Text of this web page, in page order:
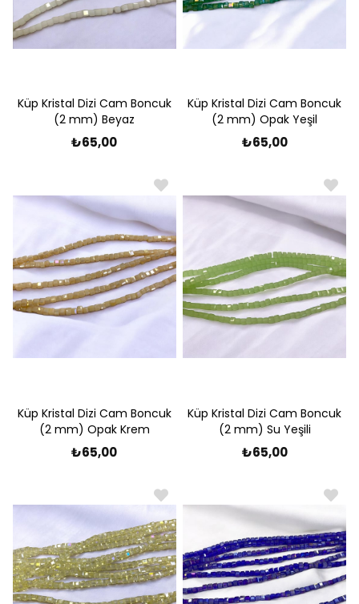
Küp Kristal Dizi Cam Boncuk
(2 mm) Beyaz
₺65,00
Küp Kristal Dizi Cam Boncuk
(2 mm) Opak Yeşil
₺65,00
Küp Kristal Dizi Cam Boncuk
(2 mm) Opak Krem
₺65,00
Küp Kristal Dizi Cam Boncuk
(2 mm) Su Yeşili
₺65,00